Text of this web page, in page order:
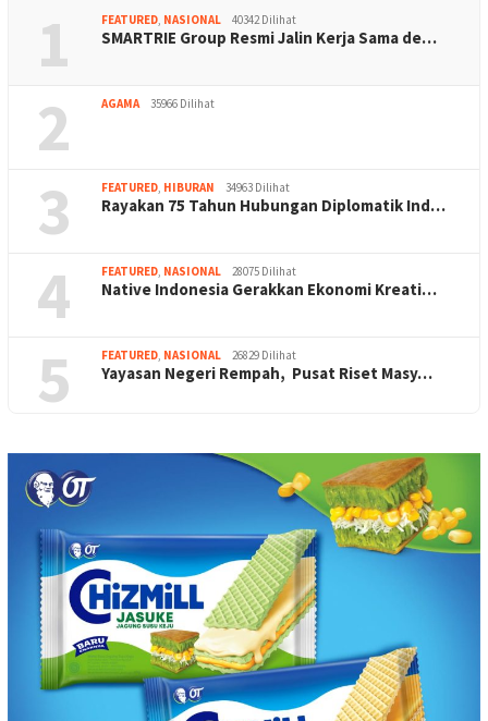
1 FEATURED NASIONAL 40342 Dilihat
SMARTRIE Group Resmi Jalin Kerja Sama de…
2 AGAMA 35966 Dilihat
3 FEATURED HIBURAN 34963 Dilihat
Rayakan 75 Tahun Hubungan Diplomatik Ind…
4 FEATURED NASIONAL 28075 Dilihat
Native Indonesia Gerakkan Ekonomi Kreati…
5 FEATURED NASIONAL 26829 Dilihat
Yayasan Negeri Rempah, Pusat Riset Masy…